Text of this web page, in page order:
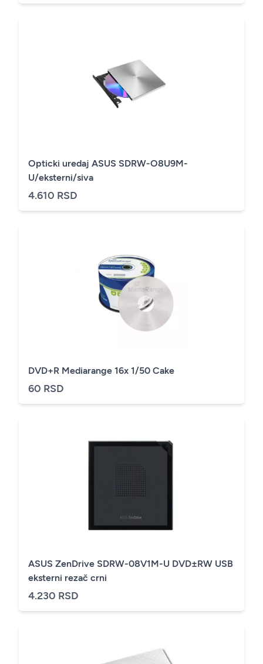
Opticki uredaj ASUS SDRW-O8U9M-
U/eksterni/siva
4.610 RSD
DVD+R Mediarange 16x 1/50 Cake
60 RSD
ASUS ZenDrive SDRW-08V1M-U DVD±RW USB
eksterni rezač crni
4.230 RSD